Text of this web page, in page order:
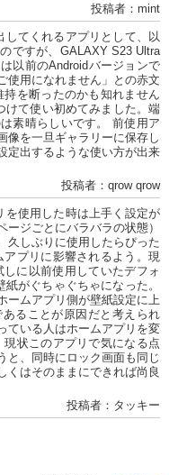
投稿者：mint
てくれるアプリとして、以
ですが、GALAXY S23 Ultra
以前のAndroidバージョンで
使用になれません」との赤文
を断ったのかも知れません
て使い初めてみました。端
素晴らしいです。 前使用ア
像を一旦ギャラリーに保存し
定出するような使い方が出来
投稿者：qrow qrow
を使用した時は上手く設定が
ジごとにバラバラの状態）
久しぶりに使用したらぴった
プリに影響されるよう。現
に以前使用していたデフォ
がぐちゃぐちゃになった。
ームアプリ側が壁紙設定に上
ることが原因だと考えられ
ている人はホームアプリを変
状このアプリで気になる点
と、同時にロック画面も同じ
くはそのままにできれば尚良
投稿者：タッキー